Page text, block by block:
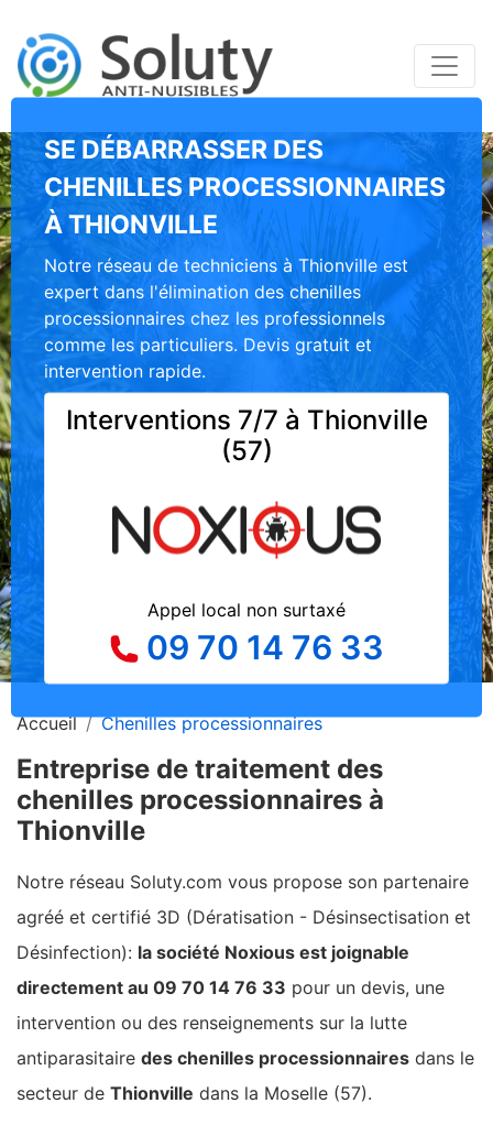
SE DÉBARRASSER DES
CHENILLES PROCESSIONNAIRES
À THIONVILLE
Notre réseau de techniciens à Thionville est
expert dans l'élimination des chenilles
processionnaires chez les professionnels
comme les particuliers. Devis gratuit et
intervention rapide.
Interventions 7/7 à Thionville
(57)
Appel local non surtaxé
09 70 14 76 33
Accueil Chenilles processionnaires
Entreprise de traitement des
chenilles processionnaires à
Thionville
Notre réseau Soluty.com vous propose son partenaire
agréé et certifié 3D (Dératisation - Désinsectisation et
Désinfection): la société Noxious est joignable
directement au 09 70 14 76 33 pour un devis, une
intervention ou des renseignements sur la lutte
antiparasitaire des chenilles processionnaires dans le
secteur de Thionville dans la Moselle (57).